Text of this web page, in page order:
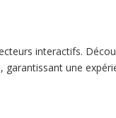
interactifs.
une